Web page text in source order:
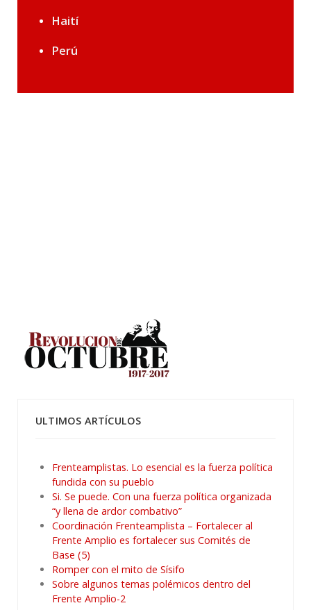
Haití
Perú
ULTIMOS ARTÍCULOS
Frenteamplistas. Lo esencial es la fuerza política
fundida con su pueblo
Si. Se puede. Con una fuerza política organizada
“y llena de ardor combativo”
Coordinación Frenteamplista – Fortalecer al
Frente Amplio es fortalecer sus Comités de
Base (5)
Romper con el mito de Sísifo
Sobre algunos temas polémicos dentro del
Frente Amplio-2